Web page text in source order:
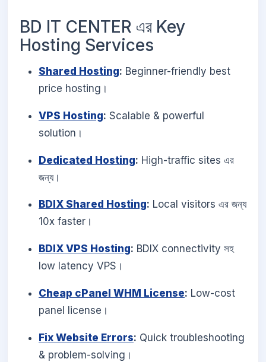
BD IT CENTER এর Key
Hosting Services
Shared Hosting: Beginner-friendly best
price hosting।
VPS Hosting: Scalable & powerful
solution।
Dedicated Hosting: High-traffic sites এর
জন্য।
BDIX Shared Hosting: Local visitors এর জন্য
10x faster।
BDIX VPS Hosting: BDIX connectivity সহ
low latency VPS।
Cheap cPanel WHM License: Low-cost
panel license।
Fix Website Errors: Quick troubleshooting
& problem-solving।